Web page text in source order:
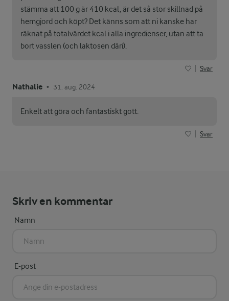
stämma att 100 g är 410 kcal, är det så stor skillnad på
hemgjord och köpt? Det känns som att ni kanske har
räknat på totalvärdet kcal i alla ingredienser, utan att ta
bort vasslen (och laktosen däri).
Svar
Nathalie • 31. aug. 2024
Enkelt att göra och fantastiskt gott.
Svar
Skriv en kommentar
Namn
E-post